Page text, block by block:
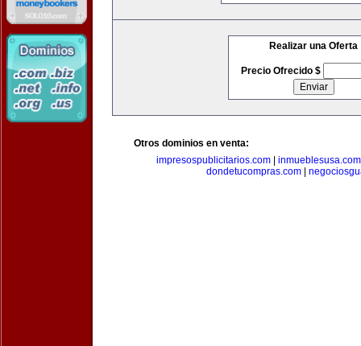
Realizar una Oferta
Precio Ofrecido $
Otros dominios en venta:
impresospublicitarios.com
inmueblesusa.com
dondetucompras.com|